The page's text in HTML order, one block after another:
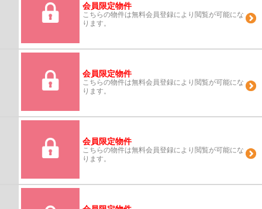
会員限定物件
こちらの物件は無料会員登録により閲覧が可能にな
ります。
会員限定物件
こちらの物件は無料会員登録により閲覧が可能にな
ります。
会員限定物件
こちらの物件は無料会員登録により閲覧が可能にな
ります。